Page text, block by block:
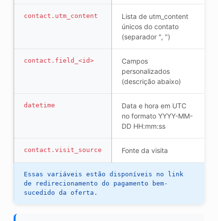
contact.utm_content
Lista de utm_content
únicos do contato
(separador ", ")
contact.field_<id>
Campos
personalizados
(descrição abaixo)
datetime
Data e hora em UTC
no formato YYYY-MM-
DD HH:mm:ss
contact.visit_source Fonte da visita
Essas variáveis estão disponíveis no link
de redirecionamento do pagamento bem-
sucedido da oferta.